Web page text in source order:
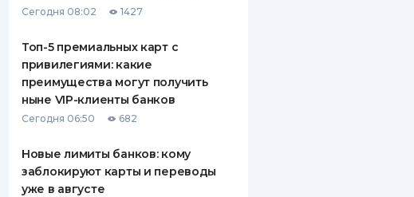
ВСЕ СТРАХОВЫЕ ПОЛИСЫ
СТРАХОВЫЕ КОМПАНИИ
КОМПАНИЯХ
Сегодня 08:02 1427
Топ-5 премиальных карт с
привилегиями: какие
преимущества могут получить
ныне VIP-клиенты банков
Сегодня 06:50 682
Новые лимиты банков: кому
заблокируют карты и переводы
уже в августе